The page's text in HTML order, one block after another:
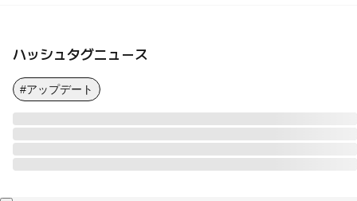
ハッシュタグニュース
#アップデート